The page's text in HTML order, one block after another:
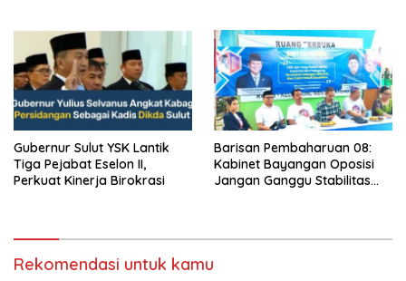
Gubernur Sulut YSK Lantik
Tiga Pejabat Eselon II,
Perkuat Kinerja Birokrasi
Barisan Pembaharuan 08:
Kabinet Bayangan Oposisi
Jangan Ganggu Stabilitas
Rekomendasi untuk kamu